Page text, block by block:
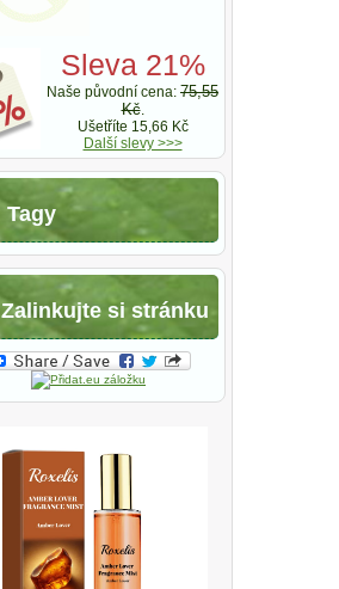
Sleva 21%
Naše původní cena: 75,55
Kč.
Ušetříte 15,66 Kč
Další slevy >>>
Tagy
Zalinkujte si stránku